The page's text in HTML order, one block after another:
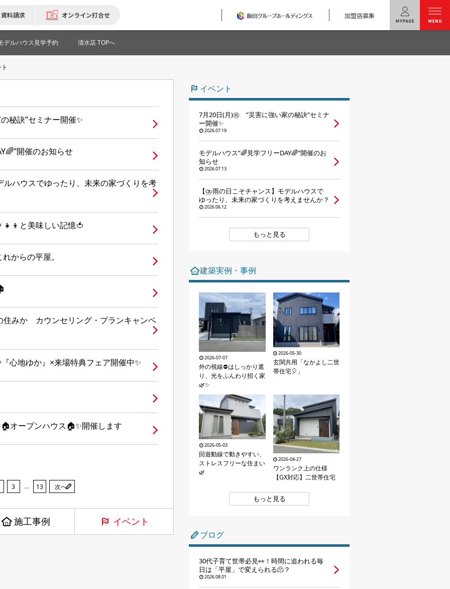
資料請求 オンライン打合せ 加盟店募集
テクノロジー
建築実例
シミュレーション
キャンペーン・コラボ情報
家づくりの知識
デルハウス見学予約 清水店 TOPへ
秘訣”セミナー開催✨
開催のお知らせ
ルハウスでゆったり、未来の家づくりを考
と美味しい記憶🍅
からの平屋。
住みか カウンセリング・プランキャンペ
心地ゆか』×来場特典フェア開催中✨
オープンハウス🏠✨開催します
3 … 13 次へ
施工事例 イベント
イベント
7月20日(月)㊗ ”災害に強い家の秘訣”セミナ
ー開催✨
2026.07.19
モデルハウス”🌈見学フリーDAY🌈”開催のお
知らせ
2026.07.13
【⛈️雨の日こそチャンス】モデルハウスで
ゆったり、未来の家づくりを考えませんか？
2026.06.12
もっと見る
建築実例・事例
2026-07-07
外の視線⛔はしっかり遮
り、光をふんわり招く家
🌿✨
2026-05-30
玄関共用「なかよし二世
帯住宅🎈」
2026-05-03
回遊動線で動きやすい、
ストレスフリーな住まい
🌿
2026-04-27
ワンランク上の仕様
【GX対応】二世帯住宅
もっと見る
ブログ
30代子育て世帯必見👀！時間に追われる毎
日は「平屋」で変えられる🫠？
2026.08.01